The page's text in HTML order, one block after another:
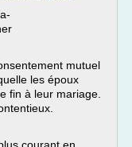
mutuel
les époux
fin à leur mariage.